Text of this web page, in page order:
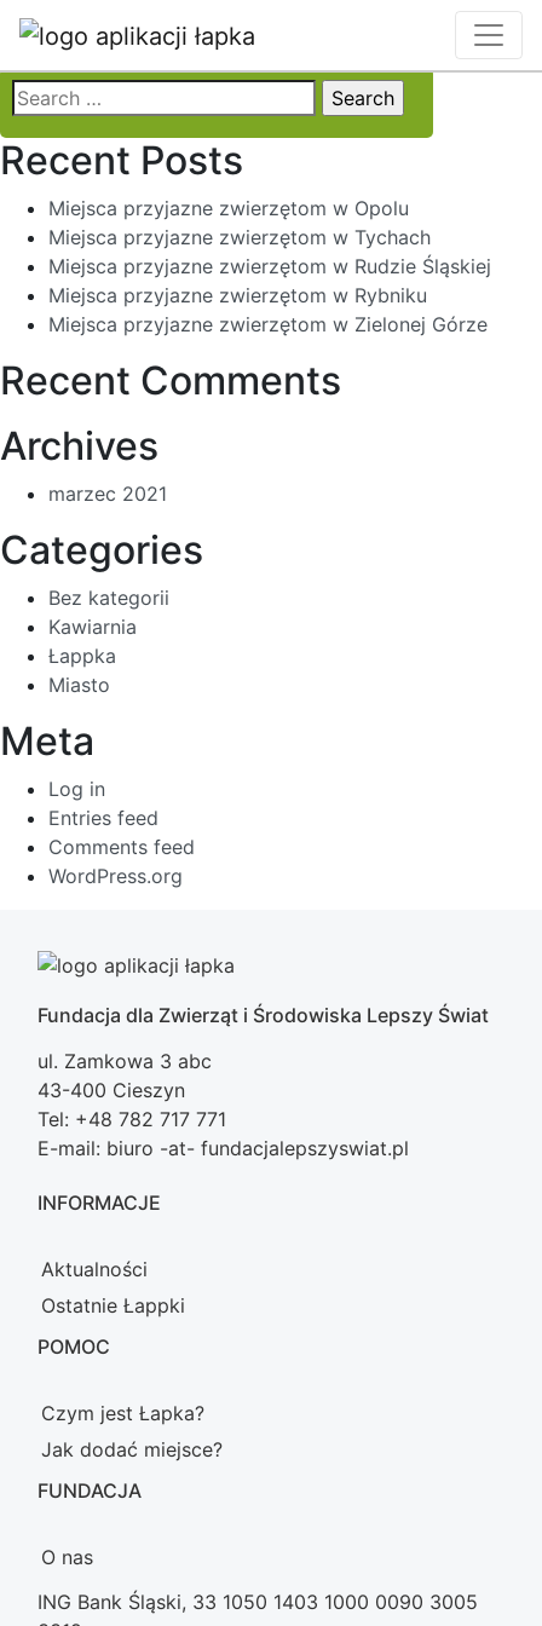
Locality:Racibórz
Search
for:
Recent Posts
Miejsca przyjazne zwierzętom w Opolu
Miejsca przyjazne zwierzętom w Tychach
Miejsca przyjazne zwierzętom w Rudzie Śląskiej
Miejsca przyjazne zwierzętom w Rybniku
Miejsca przyjazne zwierzętom w Zielonej Górze
Recent Comments
Archives
marzec 2021
Categories
Bez kategorii
Kawiarnia
Łappka
Miasto
Meta
Log in
Entries feed
Comments feed
WordPress.org
Fundacja dla Zwierząt i Środowiska Lepszy Świat
ul. Zamkowa 3 abc
43-400 Cieszyn
Tel: +48 782 717 771
E-mail: biuro -at- fundacjalepszyswiat.pl
INFORMACJE
Aktualności
Ostatnie Łappki
POMOC
Czym jest Łapka?
Jak dodać miejsce?
FUNDACJA
O nas
ING Bank Śląski, 33 1050 1403 1000 0090 3005